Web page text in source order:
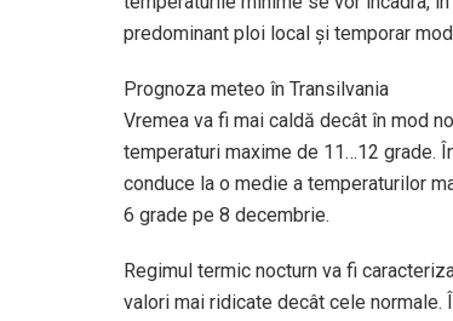
predominant ploi local și temporar
Prognoza meteo în Transilvania
Vremea va fi mai caldă decât în mod
temperaturi maxime de 11…12 grade.
conduce la o medie a temperaturilor
6 grade pe 8 decembrie.
Regimul termic nocturn va fi
valori mai ridicate decât cele normale.